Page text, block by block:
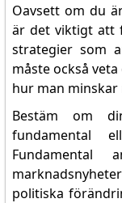
Oavsett om du
är det viktigt att
strategier som
måste också
hur man
Bestäm om
fundamental
politiska